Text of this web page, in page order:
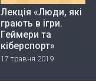
Лекція «Люди, які
грають в ігри.
Геймери та
кіберспорт»
17 травня 2019